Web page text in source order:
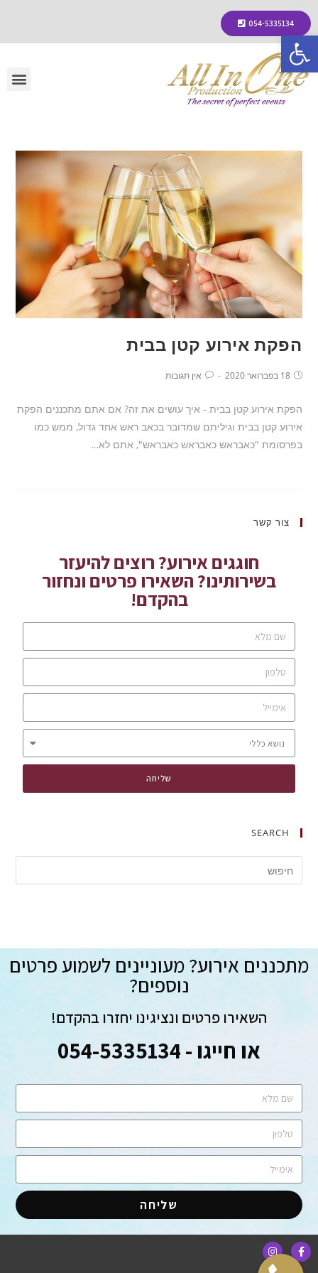
פתח סרגל נגישות
054-5335134
הפקת אירוע קטן בבית
18 בפברואר 2020 אין תגובות
הפקת אירוע קטן בבית - איך עושים את זה? אם אתם מתכננים הפקת
אירוע קטן בבית וגיליתם שמדובר בכאב ראש אחד גדול, ממש כמו
בפרסומת "כאבראש כאבראש כאבראש", אתם לא…
צור קשר
חוגגים אירוע? רוצים להיעזר
בשירותינו? השאירו פרטים ונחזור
בהקדם!
שליחה
SEARCH
מתכננים אירוע? מעוניינים לשמוע פרטים
נוספים?
השאירו פרטים ונציגינו יחזרו בהקדם!
או חייגו - 054-5335134
שליחה